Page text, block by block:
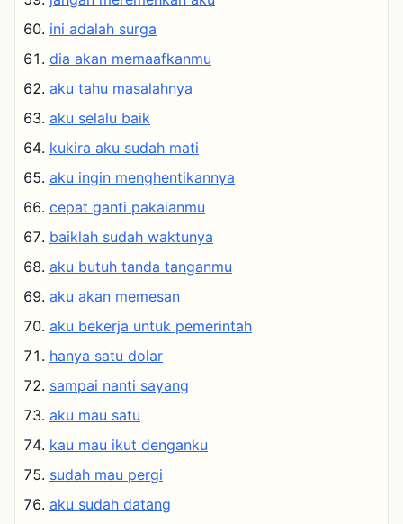
ini adalah surga
dia akan memaafkanmu
aku tahu masalahnya
aku selalu baik
kukira aku sudah mati
aku ingin menghentikannya
cepat ganti pakaianmu
baiklah sudah waktunya
aku butuh tanda tanganmu
aku akan memesan
aku bekerja untuk pemerintah
hanya satu dolar
sampai nanti sayang
aku mau satu
kau mau ikut denganku
sudah mau pergi
aku sudah datang